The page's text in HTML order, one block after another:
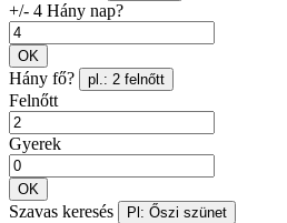
+/- 4 Hány nap?
OK
Hány fő? pl.: 2 felnőtt
Felnőtt
Gyerek
OK
Szavas keresés Pl: Őszi szünet